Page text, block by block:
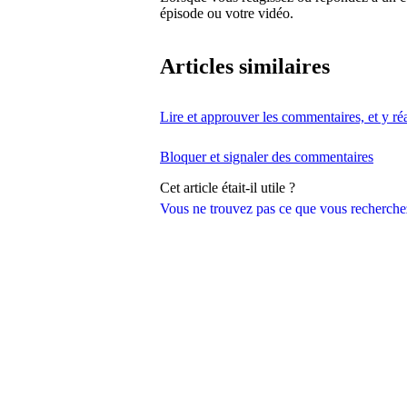
Vous ne trouvez pas ce que vous
épisode ou votre vidéo.
Articles similaires
Lire et approuver les commentaires, et y
Bloquer et signaler des commentaires
Cet article était-il utile ?